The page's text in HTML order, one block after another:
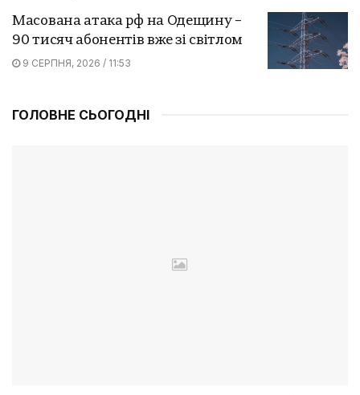
Масована атака рф на Одещину –
90 тисяч абонентів вже зі світлом
9 СЕРПНЯ, 2026 / 11:53
ГОЛОВНЕ СЬОГОДНІ